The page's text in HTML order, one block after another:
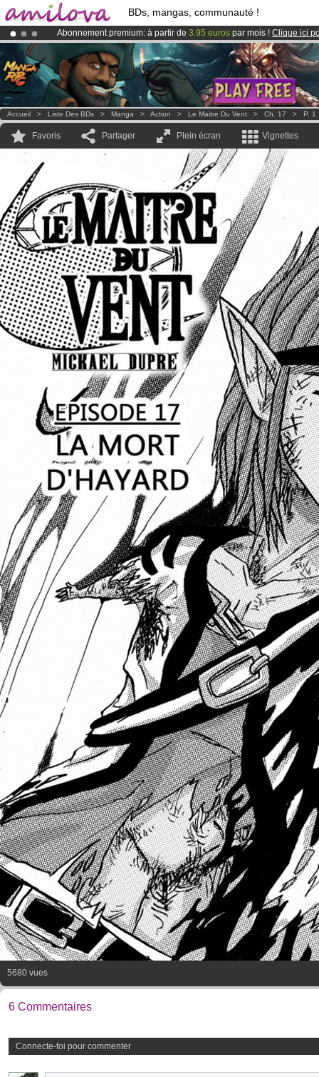
BDs, mangas, communauté !
Abonnement premium: à partir de 3.95 euros par mois ! Clique ici
LeKickstarter Amilova est désormais lancé!.
Déjà 100000membreset 1000BDs & Mangas!
Accueil > Liste Des BDs > Manga > Action > Le Maitre Du Vent > Ch. 17 > P. 1
Favoris Partager Plein écran Vignettes
5680 vues
6 Commentaires
Connecte-toi pour commenter